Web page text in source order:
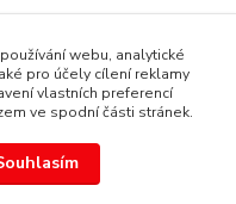
Jiří Cvrček, Autoalarm
webu, analytické
pro účely cílení reklamy
vlastních preferencí
ve spodní části stránek.